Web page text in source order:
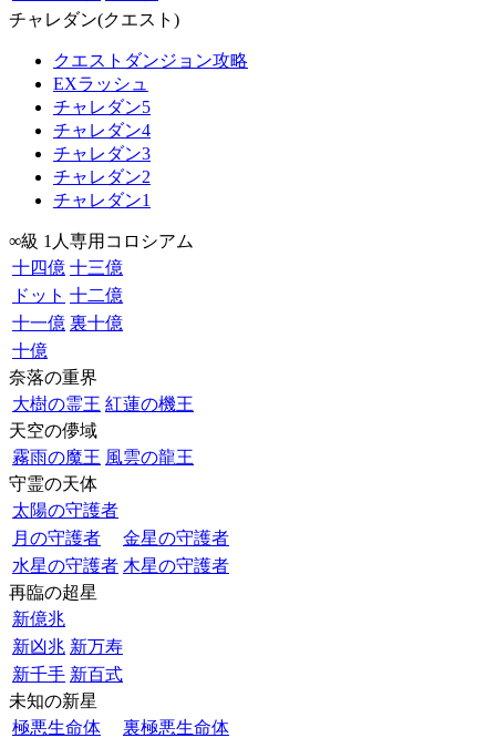
チャレダン(クエスト)
クエストダンジョン攻略
EXラッシュ
チャレダン5
チャレダン4
チャレダン3
チャレダン2
チャレダン1
∞級 1人専用コロシアム
十四億 十三億
ドット 十二億
十一億 裏十億
十億
奈落の重界
大樹の霊王 紅蓮の機王
天空の儚域
霧雨の魔王 風雲の龍王
守霊の天体
太陽の守護者
月の守護者
金星の守護者
水星の守護者 木星の守護者
再臨の超星
新億兆
新凶兆 新万寿
新千手 新百式
未知の新星
極悪生命体
裏極悪生命体